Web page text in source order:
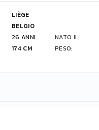
LIÈGE
BELGIO
26 ANNI NATO IL:
174 CM PESO: